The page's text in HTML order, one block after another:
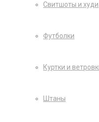
Свитшоты и худи
Футболки
Куртки и
Штаны